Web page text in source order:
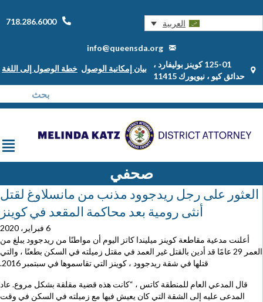
العربية 718.286.6000
info@queensda.org
125-01 كوينز بوليفارد ،
حدائق كيو ، نيويورك 11415
بيان إمكانية الوصول خطة الوصول إلى اللغة
صحفي
العثور على رجل ريدجوود مذنب من مانسلاوغ لقتل
أنثى رومية بعد محاكمة المقعد في كوينز
6 فبراير، 2020
أعلنت مدعية مقاطعة كوينز ميليندا كاتز اليوم أن مواطنًا من ريدجوود يبلغ من
العمر 29 عامًا قد أدين بالقتل غير العمد في مقتل زميلته في السكن بطعنًا ، والتي
قتلها في شقة ريدجوود ، كوينز التي تقاسموها في سبتمبر 2016.
قال المدعي العام للمنطقة كاتس ، “كانت هذه قضية مقلقة بشكل مروع. عاد
المدعى عليه إلى الشقة التي كان يعيش فيها مع زميلته في السكن في وقت